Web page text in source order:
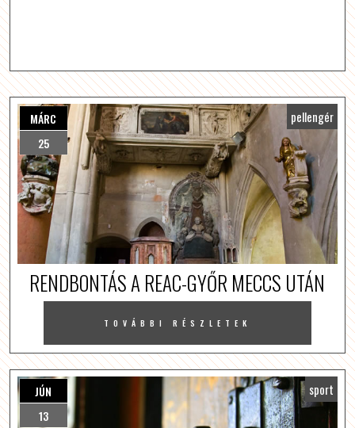
MÁRC
25
pellengér
RENDBONTÁS A REAC-GYŐR MECCS UTÁN
TOVÁBBI RÉSZLETEK
JÚN
13
sport